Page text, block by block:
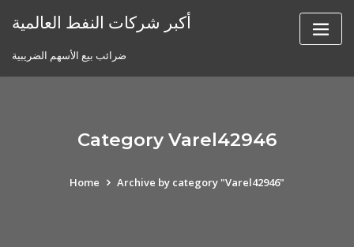
أكبر شركات النفط العالمية
ضرائب بيع الأسهم الضريبية
Category Varel42946
Home Archive by category "Varel42946"